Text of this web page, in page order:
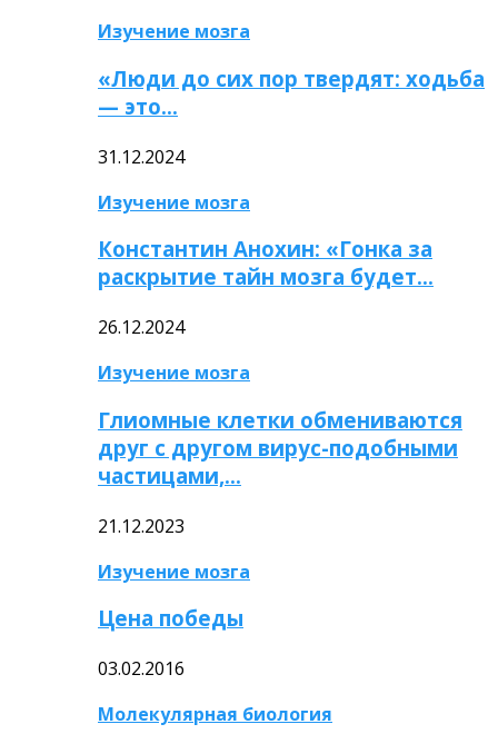
Изучение мозга
«Люди до сих пор твердят: ходьба
— это…
31.12.2024
Изучение мозга
Константин Анохин: «Гонка за
раскрытие тайн мозга будет…
26.12.2024
Изучение мозга
Глиомные клетки обмениваются
друг с другом вирус-подобными
частицами,…
21.12.2023
Изучение мозга
Цена победы
03.02.2016
Молекулярная биология